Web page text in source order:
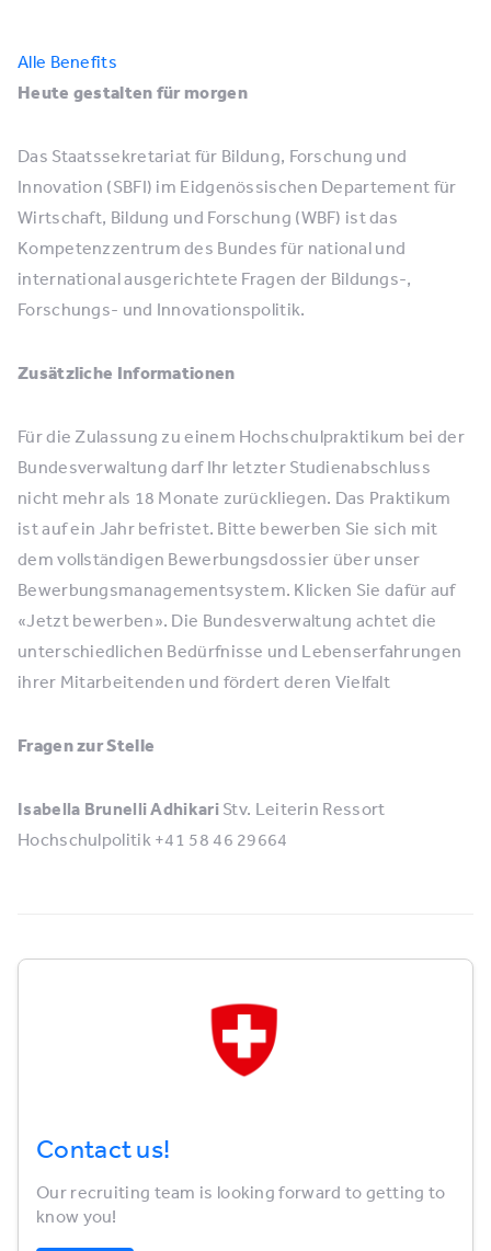
Alle Benefits
Heute gestalten für morgen
Das Staatssekretariat für Bildung, Forschung und
Innovation (SBFI) im Eidgenössischen Departement für
Wirtschaft, Bildung und Forschung (WBF) ist das
Kompetenzzentrum des Bundes für national und
international ausgerichtete Fragen der Bildungs-,
Forschungs- und Innovationspolitik.
Zusätzliche Informationen
Für die Zulassung zu einem Hochschulpraktikum bei der
Bundesverwaltung darf Ihr letzter Studienabschluss
nicht mehr als 18 Monate zurückliegen. Das Praktikum
ist auf ein Jahr befristet. Bitte bewerben Sie sich mit
dem vollständigen Bewerbungsdossier über unser
Bewerbungsmanagementsystem. Klicken Sie dafür auf
«Jetzt bewerben». Die Bundesverwaltung achtet die
unterschiedlichen Bedürfnisse und Lebenserfahrungen
ihrer Mitarbeitenden und fördert deren Vielfalt
Fragen zur Stelle
Isabella Brunelli AdhikariStv. Leiterin Ressort
Hochschulpolitik +41 58 46 29664
Contact us!
Our recruiting team is looking forward to getting to
know you!